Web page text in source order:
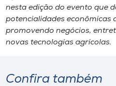
nesta edição do evento que
potencialidades econômicas
promovendo negócios,
novas tecnologias agrícolas.
Confira também